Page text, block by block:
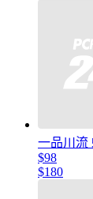
一品川流
$98
$180